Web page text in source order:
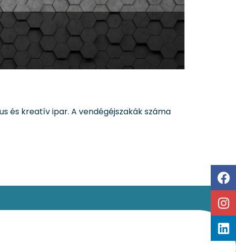
és kreatív ipar. A vendégéjszakák száma